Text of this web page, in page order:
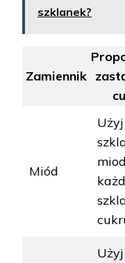
szklanek?
Zamiennik
Miód